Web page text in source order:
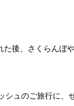
後、さくらんぼ
シュのご旅行に、